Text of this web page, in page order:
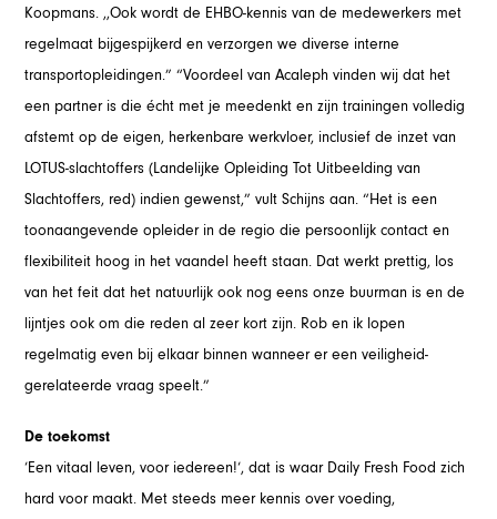
Koopmans. ,,Ook wordt de EHBO-kennis van de medewerkers met
regelmaat bijgespijkerd en verzorgen we diverse interne
transportopleidingen.” “Voordeel van Acaleph vinden wij dat het
een partner is die écht met je meedenkt en zijn trainingen volledig
afstemt op de eigen, herkenbare werkvloer, inclusief de inzet van
LOTUS-slachtoffers (Landelijke Opleiding Tot Uitbeelding van
Slachtoffers, red) indien gewenst,” vult Schijns aan. “Het is een
toonaangevende opleider in de regio die persoonlijk contact en
flexibiliteit hoog in het vaandel heeft staan. Dat werkt prettig, los
van het feit dat het natuurlijk ook nog eens onze buurman is en de
lijntjes ook om die reden al zeer kort zijn. Rob en ik lopen
regelmatig even bij elkaar binnen wanneer er een veiligheid-
gerelateerde vraag speelt.”
De toekomst
‘Een vitaal leven, voor iedereen!‘, dat is waar Daily Fresh Food zich
hard voor maakt. Met steeds meer kennis over voeding,